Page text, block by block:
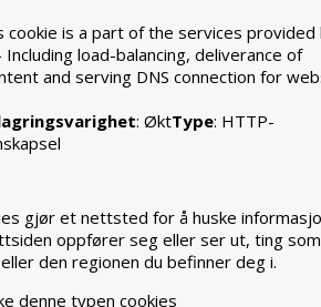
cookie is a part of the services provided
load-balancing, deliverance of
and serving DNS connection for
: ØktType: HTTP-
gjør et nettsted for å huske
oppfører seg eller ser ut, ting
den regionen du befinner deg i.
denne typen cookies